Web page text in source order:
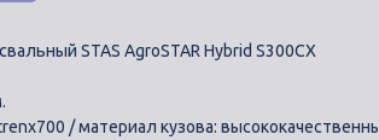
STAS AgroSTAR Hybrid S300CX
/ материал кузова: